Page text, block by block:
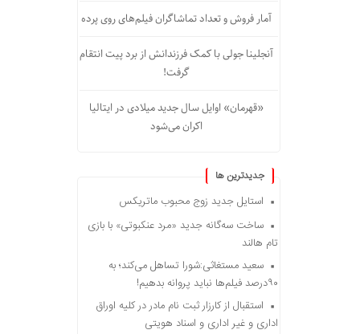
آمار فروش و تعداد تماشاگران فیلم‌های روی پرده
آنجلینا جولی با کمک فرزندانش از برد پیت انتقام
گرفت!
«قهرمان» اوایل سال جدید میلادی در ایتالیا
اکران می‌شود
جديدترين ها
استایل جدید زوج محبوب ماتریکس
ساخت سه‌گانه جدید «مرد عنکبوتی» با بازی
تام هالند
سعید مستغاثی:شورا تساهل می‌کند؛ به
۹۰درصد فیلم‌ها نباید پروانه بدهیم!
استقبال از کارزار ثبت نام مادر در کلیه اوراق
اداری و غیر اداری و اسناد هویتی